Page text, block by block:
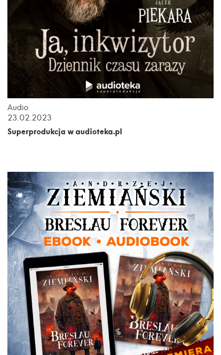
Audio
23.02.2023
Superprodukcja w audioteka.pl